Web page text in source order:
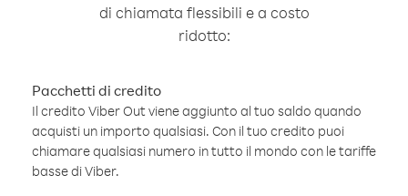
di chiamata flessibili e a costo
ridotto:
Pacchetti di credito
Il credito Viber Out viene aggiunto al tuo saldo quando
acquisti un importo qualsiasi. Con il tuo credito puoi
chiamare qualsiasi numero in tutto il mondo con le tariffe
basse di Viber.